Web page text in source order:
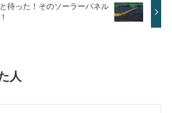
待った！そのソーラーパネル
人